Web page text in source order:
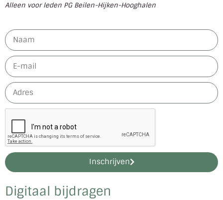
Digitaal bijdragen
Alleen voor leden PG Beilen-Hijken-Hooghalen
Inschrijven